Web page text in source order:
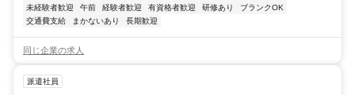
未経験者歓迎
午前 経験者歓迎 有資格者歓迎 研修あり
ブランクOK
交通費支給
まかないあり 長期歓迎
同じ企業の求人
派遣社員